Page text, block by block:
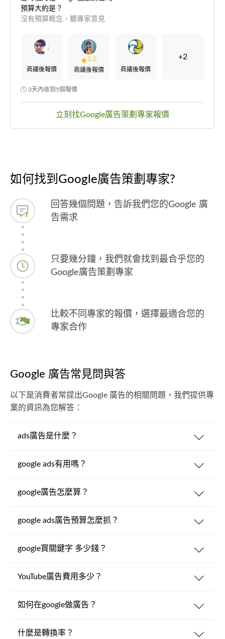
預算大約是？
沒有預算概念，聽專家意見
商議後報價
5.0
商議後報價
商議後報價
+2
3天內收到5個報價
立刻找Google廣告策劃專家報價
如何找到Google廣告策劃專家?
回答幾個問題，告訴我們您的Google 廣
告需求
只要幾分鐘，我們就會找到最合乎您的
Google廣告策劃專家
比較不同專家的報價，選擇最適合您的
專家合作
Google 廣告常見問與答
以下是消費者常提出Google 廣告的相關問題，我們提供專
業的資訊為您解答：
ads廣告是什麼？
google ads有用嗎？
google廣告怎麼算？
google ads廣告預算怎麼抓？
google買關鍵字 多少錢？
YouTube廣告費用多少？
如何在google做廣告？
什麼是轉換率？